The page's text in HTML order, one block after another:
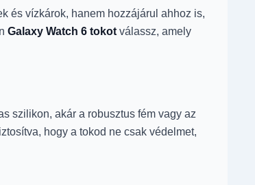
és vízkárok, hanem hozzájárul ahhoz is,
Galaxy Watch 6 tokot válassz, amely
szilikon, akár a robusztus fém vagy az
hogy a tokod ne csak védelmet,